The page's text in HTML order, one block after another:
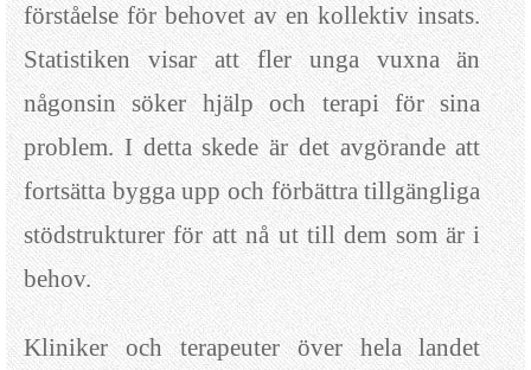
förståelse för behovet av en kollektiv insats.
Statistiken visar att fler unga vuxna än
någonsin söker hjälp och terapi för sina
problem. I detta skede är det avgörande att
fortsätta bygga upp och förbättra tillgängliga
stödstrukturer för att nå ut till dem som är i
behov.
Kliniker och terapeuter över hela landet